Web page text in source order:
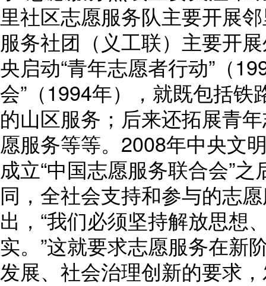
里社区志愿服务队主要开展
服务社团（义工联）主要开
央启动“青年志愿者行动”（
会”（1994年），就既包括
的山区服务；后来还拓展青
愿服务等等。2008年中央文
成立“中国志愿服务联合会”
同，全社会支持和参与的志
出，“我们必须坚持解放思想
实。”这就要求志愿服务在新
发展、社会治理创新的要求